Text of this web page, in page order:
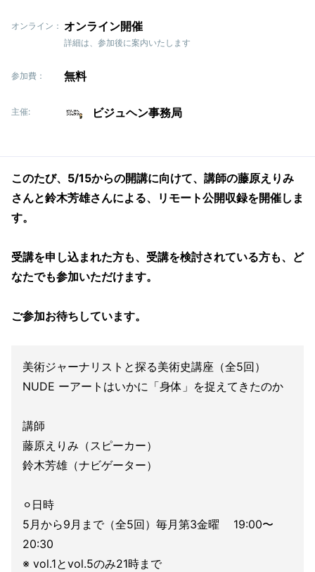
オンライン： オンライン開催
詳細は、参加後に案内いたします
参加費： 無料
主催: ビジュヘン事務局
このたび、5/15からの開講に向けて、講師の藤原えりみ
さんと鈴木芳雄さんによる、リモート公開収録を開催しま
す。
受講を申し込まれた方も、受講を検討されている方も、ど
なたでも参加いただけます。
ご参加お待ちしています。
美術ジャーナリストと探る美術史講座（全5回）
NUDE ーアートはいかに「身体」を捉えてきたのか
講師
藤原えりみ（スピーカー）
鈴木芳雄（ナビゲーター）
⚪︎日時
5月から9月まで（全5回）毎月第3金曜 19:00〜
20:30
※ vol.1とvol.5のみ21時まで